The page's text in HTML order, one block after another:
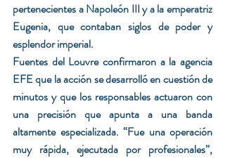
pertenecientes a Napoleón III y a la emperatriz
Eugenia, que contaban siglos de poder y
esplendor imperial.
Fuentes del Louvre confirmaron a la agencia
EFE que la acción se desarrolló en cuestión de
minutos y que los responsables actuaron con
una precisión que apunta a una banda
altamente especializada. “Fue una operación
muy rápida, ejecutada por profesionales”,